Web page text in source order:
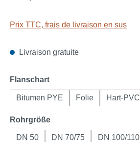
Prix TTC, frais de livraison en sus
Livraison gratuite
Sélectionnez
Flanschart
Bitumen PYE Folie Hart-PVC
Sélectionnez
Rohrgröße
DN 50 DN 70/75 DN 100/110